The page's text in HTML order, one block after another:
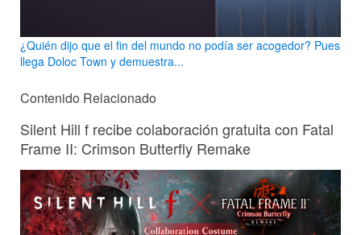
¿Quién dijo que el fin del mundo no podía ser acogedor? Pues
llega Doloc Town y demuestra...
Contenido Relacionado
Silent Hill f recibe colaboración gratuita con Fatal
Frame II: Crimson Butterfly Remake